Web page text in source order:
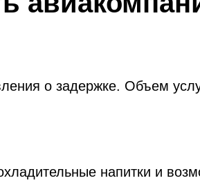
о задержке. Объем
напитки и